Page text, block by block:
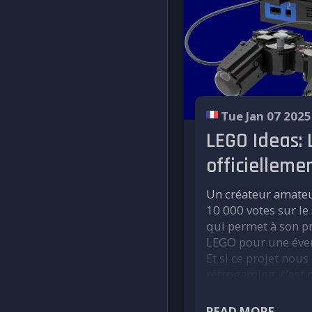
jeux restent
Prix annoncé:
Gamestation Retro
Une console de
Sortie
4K, un
Livrée
d’action
Là encore,
dévoilé.
💵Prix annoncé:
Tue Jan 07 2025
LEGO
Un créateur
10 000 votes sur
qui permet à son
LEGO pour une
Et si ce projet
Le Finlandais